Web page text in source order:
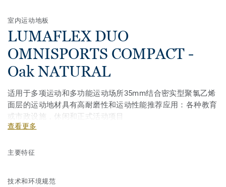
室内运动地板
LUMAFLEX DUO
OMNISPORTS COMPACT -
Oak NATURAL
适用于多项运动和多功能运动场所35mm结合密实型聚氯乙烯
面层的运动地材具有高耐磨性和运动性能推荐应用：各种教育
或市政设施，休闲和正式活动项目
查看更多
主要特征
技术和环境规范